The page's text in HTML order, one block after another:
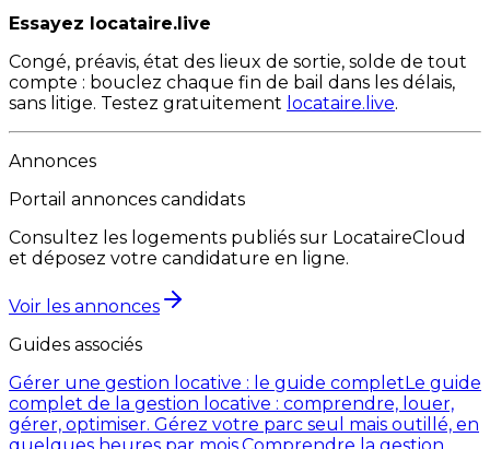
Essayez locataire.live
Congé, préavis, état des lieux de sortie, solde de tout
compte : bouclez chaque fin de bail dans les délais,
sans litige. Testez gratuitement locataire.live.
Annonces
Portail annonces candidats
Consultez les logements publiés sur LocataireCloud
et déposez votre candidature en ligne.
Voir les annonces
Guides associés
Gérer une gestion locative : le guide complet Le guide
complet de la gestion locative : comprendre, louer,
gérer, optimiser. Gérez votre parc seul mais outillé, en